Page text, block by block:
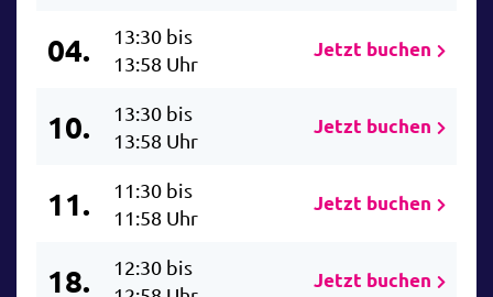
04.
13:30 bis
13:58 Uhr
Jetzt buchen
10.
13:30 bis
13:58 Uhr
Jetzt buchen
11.
11:30 bis
11:58 Uhr
Jetzt buchen
18.
12:30 bis
Jetzt buchen